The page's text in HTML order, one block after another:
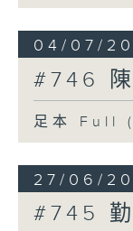
04/07/
#746
足本 Full
27/06/
#745